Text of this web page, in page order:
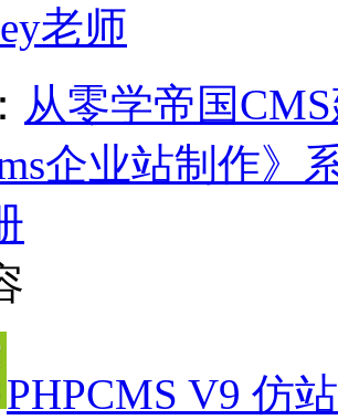
老师
从零学帝国
企业站制作》
PHPCMS V9 仿